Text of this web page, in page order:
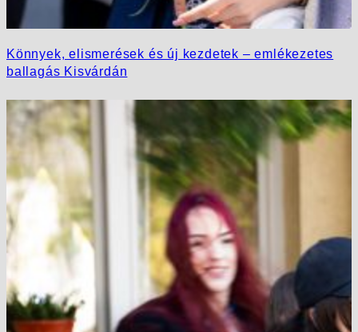
Könnyek, elismerések és új kezdetek – emlékezetes
ballagás Kisvárdán